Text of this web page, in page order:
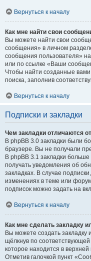
Вернуться к началу
Как мне найти свои
Вы можете найти свои
сообщения» в личном
сообщения пользователя»
или по ссылке «Ваши
Чтобы найти созданные
поиска, заполнив
Вернуться к началу
Подписки и закладки
Чем закладки отличаются
В phpBB 3.0 закладки были
браузере. Вы не получали
В phpBB 3.1 закладки
получать уведомления об
закладках. В случае
изменениях в теме или
подписок можно задать на
Вернуться к началу
Как мне сделать закладку
Вы можете создать
щёлкнув по
которое находится в
Отметив галочкой пункт